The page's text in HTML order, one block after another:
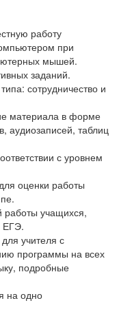
работу
при
мышей.
заданий.
сотрудничество и
материала в форме
аудиозаписей, таблиц
с уровнем
оценки работы
работы учащихся,
ЕГЭ.
учителя с
программы на всех
подробные
на одно